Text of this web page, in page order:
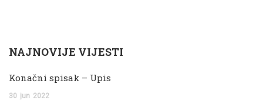
NAJNOVIJE VIJESTI
Konačni spisak – Upis
30 jun 2022